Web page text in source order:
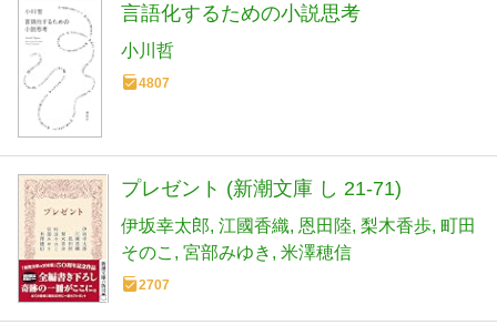
言語化するための小説思考
小川哲
4807
プレゼント (新潮文庫 し 21-71)
伊坂幸太郎 江國香織 恩田陸 梨木香歩 町田
そのこ
宮部みゆき 米澤穂信
2707